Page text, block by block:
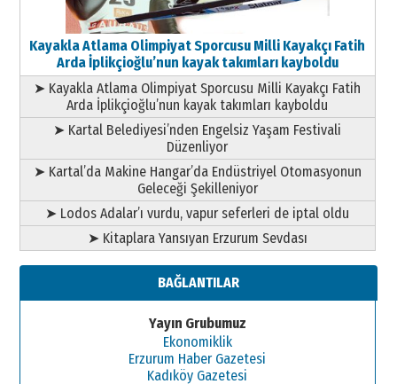
Kayakla Atlama Olimpiyat Sporcusu Milli Kayakçı Fatih
Arda İplikçioğlu’nun kayak takımları kayboldu
➤ Kayakla Atlama Olimpiyat Sporcusu Milli Kayakçı Fatih
Arda İplikçioğlu’nun kayak takımları kayboldu
➤ Kartal Belediyesi’nden Engelsiz Yaşam Festivali
Düzenliyor
➤ Kartal’da Makine Hangar’da Endüstriyel Otomasyonun
Geleceği Şekilleniyor
➤ Lodos Adalar’ı vurdu, vapur seferleri de iptal oldu
➤ Kitaplara Yansıyan Erzurum Sevdası
BAĞLANTILAR
Yayın Grubumuz
Ekonomiklik
Erzurum Haber Gazetesi
Kadıköy Gazetesi